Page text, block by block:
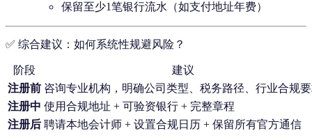
保留至少1笔银行流水（如支付地址年费）
✅ 综合建议：如何系统性规避风险？
阶段
建议
注册前 咨询专业机构，明确公司类型、税务路径、行业合规
注册中 使用合规地址 + 可验资银行 + 完整章程
注册后 聘请本地会计师 + 设置合规日历 + 保留所有官方通信